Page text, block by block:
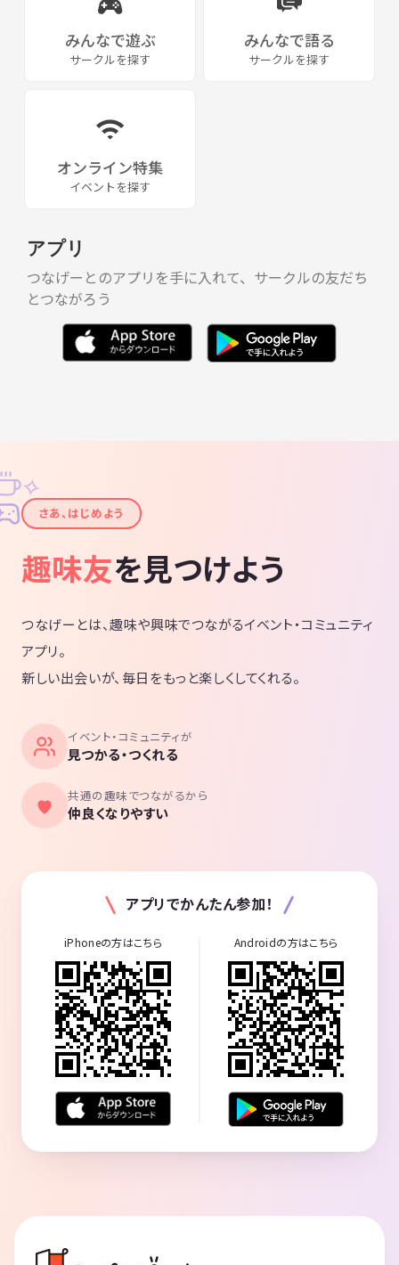
みんなで遊ぶ
サークルを探す
みんなで語る
サークルを探す
オンライン特集
イベントを探す
アプリ
つなげーとのアプリを手に入れて、サークルの友だち
とつながろう
✦
✧
さあ、はじめよう
趣味友を見つけよう
つなげーとは、趣味や興味でつながるイベント・コミュニティ
アプリ。
新しい出会いが、毎日をもっと楽しくしてくれる。
イベント・コミュニティが
見つかる・つくれる
共通の趣味でつながるから
仲良くなりやすい
アプリでかんたん参加！
iPhoneの方はこちら Androidの方はこちら